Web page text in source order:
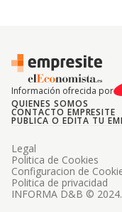
Información ofrecida por
QUIENES SOMOS
CONTACTO EMPRESITE
PUBLICA O EDITA TU
INFORMA D&B ©
Legal
Politica de Cookies
Configuracion de
Politica de privacidad